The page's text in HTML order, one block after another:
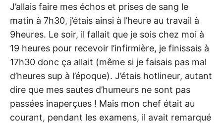
J’allais faire mes échos et prises de sang le
matin à 7h30, j’étais ainsi à l’heure au travail à
9heures. Le soir, il fallait que je sois chez moi à
19 heures pour recevoir l’infirmière, je finissais à
17h30 donc ça allait (même si je faisais pas mal
d’heures sup à l’époque). J’étais hotlineur, autant
dire que mes sautes d’humeurs ne sont pas
passées inaperçues ! Mais mon chef était au
courant, pendant les examens, il avait remarqué